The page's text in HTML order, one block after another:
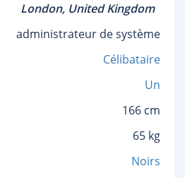
London, United Kingdom
administrateur de système
Célibataire
Un
166 cm
65 kg
Noirs